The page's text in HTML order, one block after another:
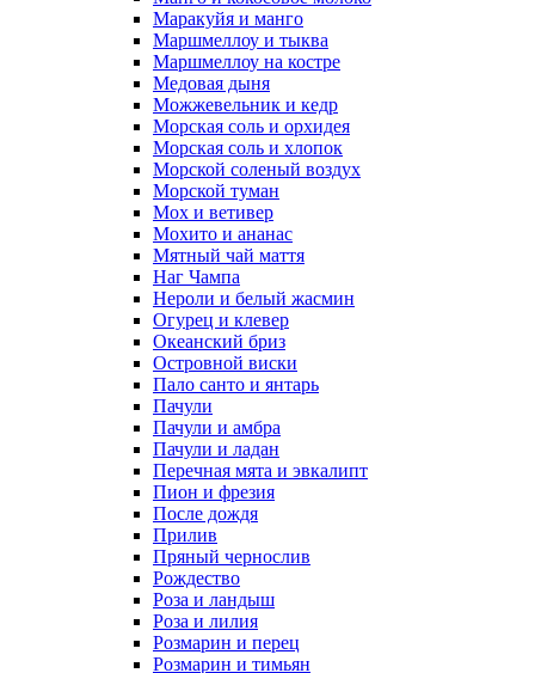
Маракуйя и манго
Маршмеллоу и тыква
Маршмеллоу на костре
Медовая дыня
Можжевельник и кедр
Морская соль и орхидея
Морская соль и хлопок
Морской соленый воздух
Морской туман
Мох и ветивер
Мохито и ананас
Мятный чай маття
Наг Чампа
Нероли и белый жасмин
Огурец и клевер
Океанский бриз
Островной виски
Пало санто и янтарь
Пачули
Пачули и амбра
Пачули и ладан
Перечная мята и эвкалипт
Пион и фрезия
После дождя
Прилив
Пряный чернослив
Рождество
Роза и ландыш
Роза и лилия
Розмарин и перец
Розмарин и тимьян